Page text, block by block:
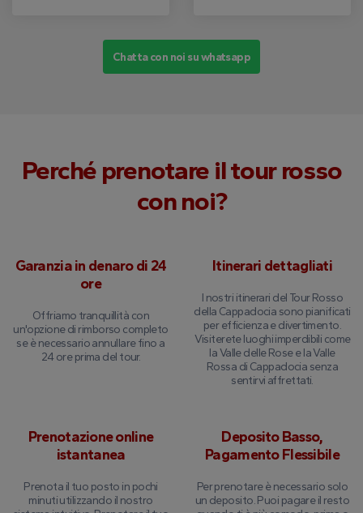
Chatta con noi su whatsapp
Perché prenotare il tour rosso
con noi?
Garanzia in denaro di 24
ore
Offriamo tranquillità con
un'opzione di rimborso completo
se è necessario annullare fino a
24 ore prima del tour.
Itinerari dettagliati
I nostri itinerari del Tour Rosso
della Cappadocia sono pianificati
per efficienza e divertimento.
Visiterete luoghi imperdibili come
la Valle delle Rose e la Valle
Rossa di Cappadocia senza
sentirvi affrettati.
Prenotazione online
istantanea
Prenota il tuo posto in pochi
minuti utilizzando il nostro
Deposito Basso,
Pagamento Flessibile
Per prenotare è necessario solo
un deposito. Puoi pagare il resto